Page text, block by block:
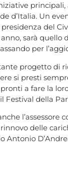
d’Italia. Un
del
sarà
per
progetto
si presti
a fare la
della
delle